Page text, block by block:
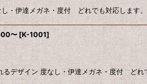
達メガネ・度付 どれでも対応します。
〜 [K-1001]
ザイン 度なし・伊達メガネ・度付 どれ